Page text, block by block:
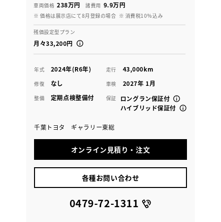
車両価格 238万円 諸費用 9.9万円
※ 価格は展示店にて8月登録の場合 ※ 消費税10％込み
残価設定型プラン
月々33,200円
年式 2024年(R6年) 走行 43,000km
修復 なし 車検 2027年 1月
整備 定期点検整備付 保証
ロングラン保証付
ハイブリッド保証付
千葉トヨタ ギャラリー東総
オンライン見積り・注文
各種お問い合わせ
0479-72-1311